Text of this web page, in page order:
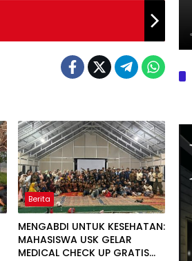
Berita
MENGABDI UNTUK KESEHATAN:
MAHASISWA USK GELAR
MEDICAL CHECK UP GRATIS